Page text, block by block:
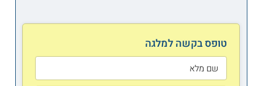
טופס בקשה למלגה